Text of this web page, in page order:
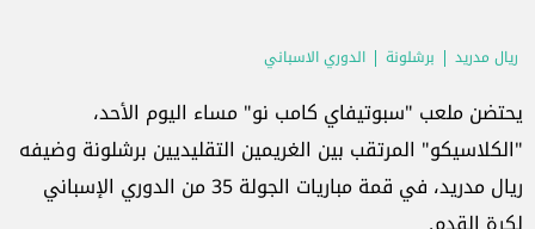
ريال مدريد برشلونة الدوري الاسباني
يحتضن ملعب "سبوتيفاي كامب نو" مساء اليوم الأحد،
"الكلاسيكو" المرتقب بين الغريمين التقليديين برشلونة وضيفه
ريال مدريد، في قمة مباريات الجولة 35 من الدوري الإسباني